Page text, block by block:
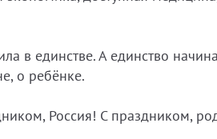
в единстве. А единство
о ребёнке.
Россия! С праздником,